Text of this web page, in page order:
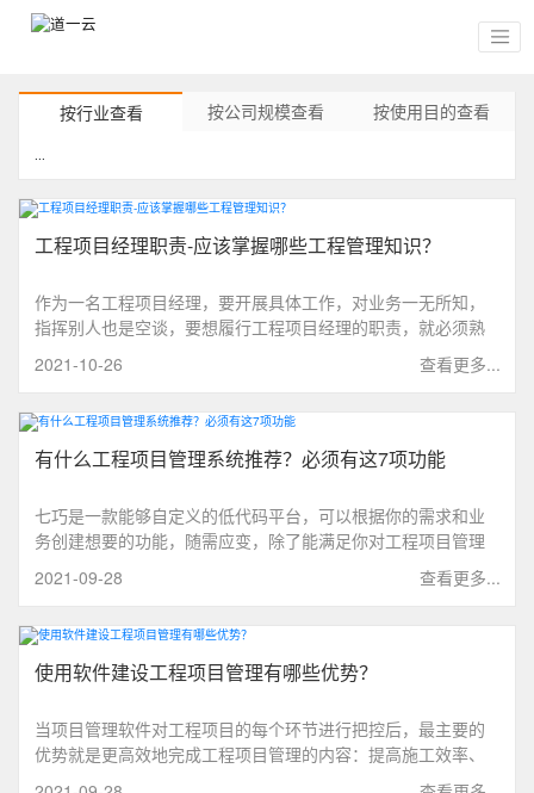
按行业查看 按公司规模查看 按使用目的查看
工程项目经理职责-应该掌握哪些工程管理知识？
作为一名工程项目经理，要开展具体工作，对业务一无所知，
指挥别人也是空谈，要想履行工程项目经理的职责，就必须熟
知相关的业务知识，所谓知己知彼，方能百战百胜。一名优秀
项目经理要精通本专业各方面的技术知识。
查看更多...
2021-10-26
有什么工程项目管理系统推荐？必须有这7项功能
七巧是一款能够自定义的低代码平台，可以根据你的需求和业
务创建想要的功能，随需应变，除了能满足你对工程项目管理
的需求之外，更重要的是在使用上的灵活、简单、易用。本文
详细展开七巧能在工程项目管理实施哪些通用的功能。
查看更多...
2021-09-28
使用软件建设工程项目管理有哪些优势？
当项目管理软件对工程项目的每个环节进行把控后，最主要的
优势就是更高效地完成工程项目管理的内容：提高施工效率、
保证施工质量、控制施工成本，即解决了时间、质量、成本的